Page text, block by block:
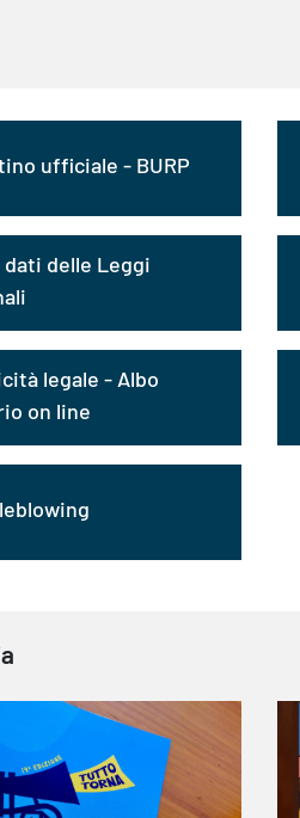
ufficiale - BURP
dati delle Leggi
legale - Albo
on line